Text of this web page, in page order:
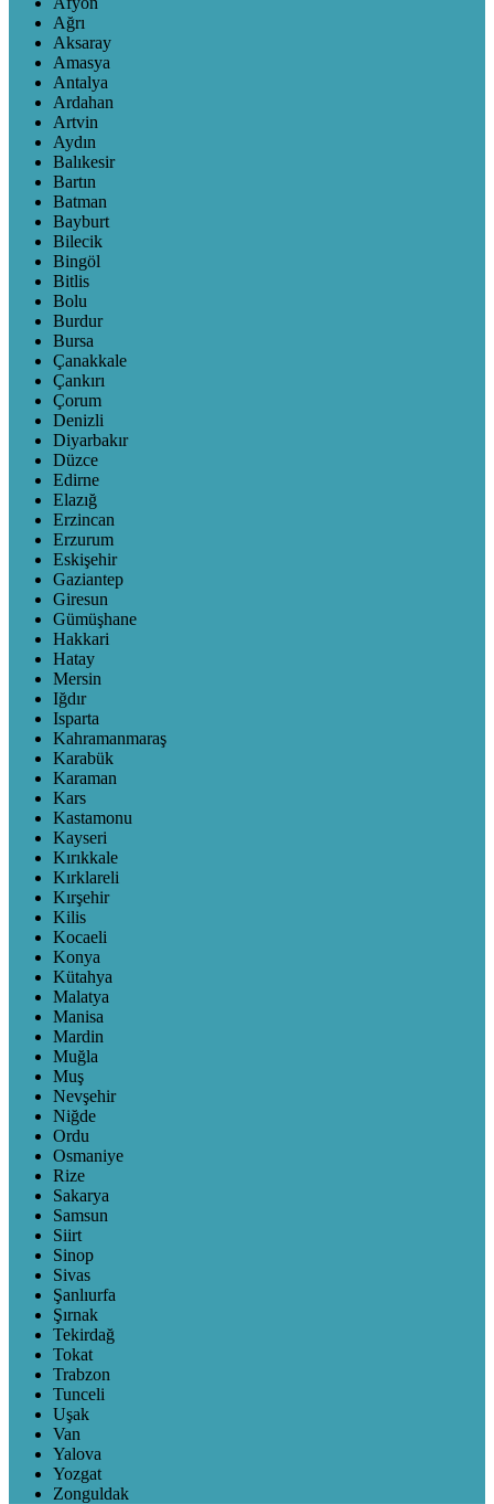
Ağrı
Aksaray
Amasya
Antalya
Ardahan
Artvin
Aydın
Balıkesir
Bartın
Batman
Bayburt
Bilecik
Bingöl
Bitlis
Bolu
Burdur
Bursa
Çanakkale
Çankırı
Çorum
Denizli
Diyarbakır
Düzce
Edirne
Elazığ
Erzincan
Erzurum
Eskişehir
Gaziantep
Giresun
Gümüşhane
Hakkari
Hatay
Mersin
Iğdır
Isparta
Kahramanmaraş
Karabük
Karaman
Kars
Kastamonu
Kayseri
Kırıkkale
Kırklareli
Kırşehir
Kilis
Kocaeli
Konya
Kütahya
Malatya
Manisa
Mardin
Muğla
Muş
Nevşehir
Niğde
Ordu
Osmaniye
Rize
Sakarya
Samsun
Siirt
Sinop
Sivas
Şanlıurfa
Şırnak
Tekirdağ
Tokat
Trabzon
Tunceli
Uşak
Van
Yalova
Yozgat
Zonguldak